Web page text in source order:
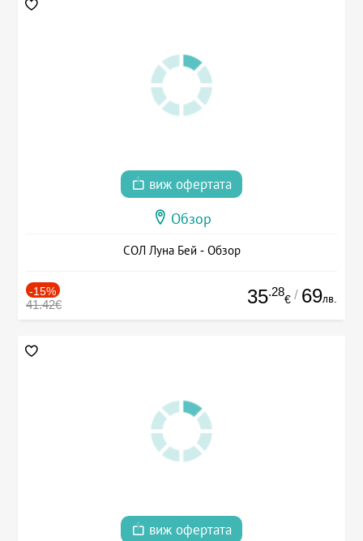
виж офертата
Обзор
СОЛ Луна Бей - Обзор
-15%
41.42€ 35.28
€ / 69лв.
виж офертата